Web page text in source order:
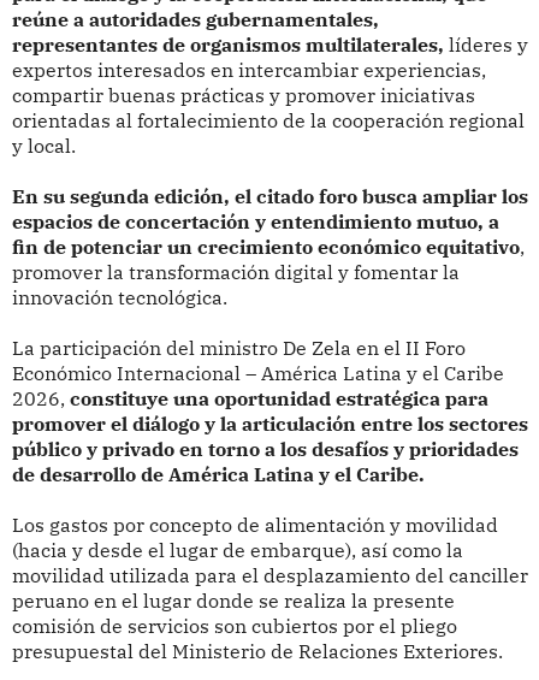
reúne a autoridades gubernamentales,
representantes de organismos multilaterales, líderes y
expertos interesados en intercambiar experiencias,
compartir buenas prácticas y promover iniciativas
orientadas al fortalecimiento de la cooperación regional
y local.
En su segunda edición, el citado foro busca ampliar los
espacios de concertación y entendimiento mutuo, a
fin de potenciar un crecimiento económico equitativo,
promover la transformación digital y fomentar la
innovación tecnológica.
La participación del ministro De Zela en el II Foro
Económico Internacional – América Latina y el Caribe
2026, constituye una oportunidad estratégica para
promover el diálogo y la articulación entre los sectores
público y privado en torno a los desafíos y prioridades
de desarrollo de América Latina y el Caribe.
Los gastos por concepto de alimentación y movilidad
(hacia y desde el lugar de embarque), así como la
movilidad utilizada para el desplazamiento del canciller
peruano en el lugar donde se realiza la presente
comisión de servicios son cubiertos por el pliego
presupuestal del Ministerio de Relaciones Exteriores.